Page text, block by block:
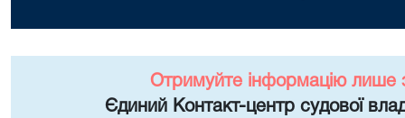
Отримуйте інформацію лише
Єдиний Контакт-центр судової